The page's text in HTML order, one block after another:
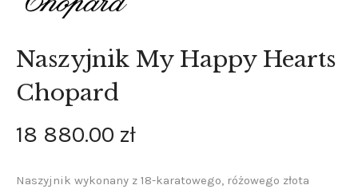
Naszyjnik My Happy Hearts
Chopard
18 880.00 zł
Naszyjnik wykonany z 18-karatowego, różowego złota